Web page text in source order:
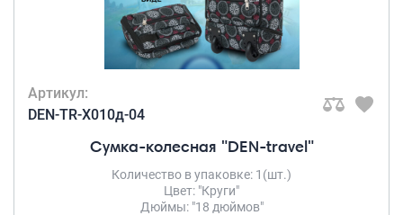
Рюкзаки детские
Рюкзаки туристические
Рюкзаки для охоты-рыбалки
Кейсы и планшеты
МАТЕРИАЛ ТОВАРА
Полиэстер(1)
УВЕЛИЧЕНИЕ
ОБЪЕМА
(1)
Артикул:
DEN-TR-X010д-04
Сумка-колесная "DEN-travel"
Количество в упаковке: 1(шт.)
Цвет: "Круги"
Дюймы: "18 дюймов"